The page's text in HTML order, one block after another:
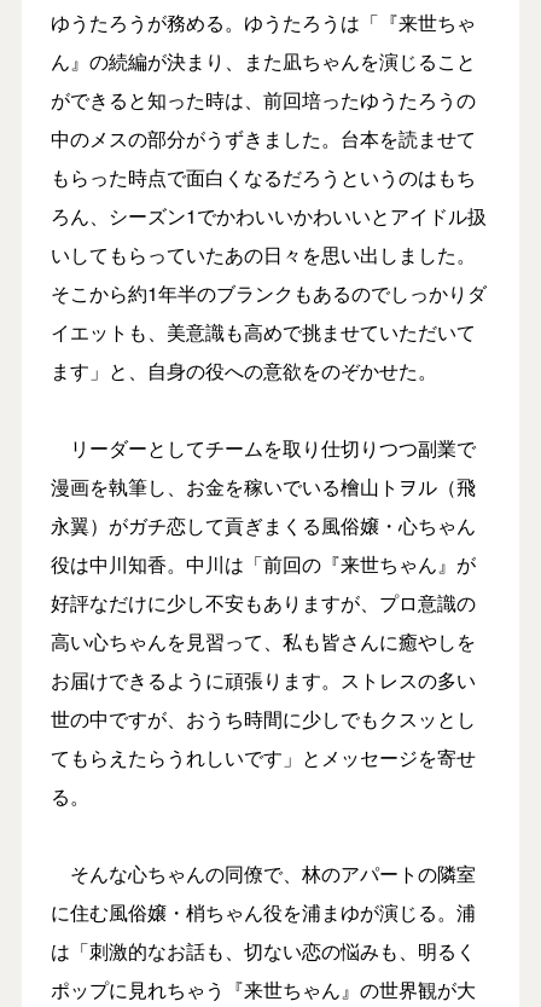
ゆうたろうが務める。ゆうたろうは「『来世ちゃ
ん』の続編が決まり、また凪ちゃんを演じること
ができると知った時は、前回培ったゆうたろうの
中のメスの部分がうずきました。台本を読ませて
もらった時点で面白くなるだろうというのはもち
ろん、シーズン1でかわいいかわいいとアイドル扱
いしてもらっていたあの日々を思い出しました。
そこから約1年半のブランクもあるのでしっかりダ
イエットも、美意識も高めで挑ませていただいて
ます」と、自身の役への意欲をのぞかせた。
リーダーとしてチームを取り仕切りつつ副業で
漫画を執筆し、お金を稼いでいる檜山トヲル（飛
永翼）がガチ恋して貢ぎまくる風俗嬢・心ちゃん
役は中川知香。中川は「前回の『来世ちゃん』が
好評なだけに少し不安もありますが、プロ意識の
高い心ちゃんを見習って、私も皆さんに癒やしを
お届けできるように頑張ります。ストレスの多い
世の中ですが、おうち時間に少しでもクスッとし
てもらえたらうれしいです」とメッセージを寄せ
る。
そんな心ちゃんの同僚で、林のアパートの隣室
に住む風俗嬢・梢ちゃん役を浦まゆが演じる。浦
は「刺激的なお話も、切ない恋の悩みも、明るく
ポップに見れちゃう『来世ちゃん』の世界観が大